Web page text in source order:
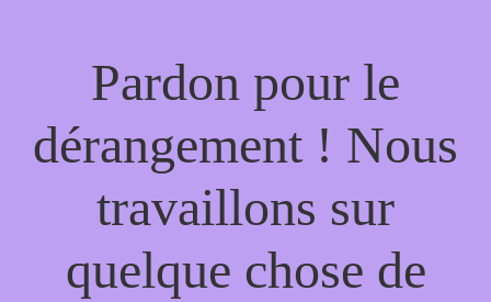
Pardon pour le
dérangement ! Nous
travaillons sur
quelque chose de